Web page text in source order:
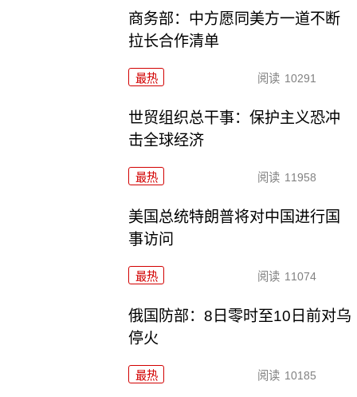
商务部：中方愿同美方一道不断
拉长合作清单
最热 阅读 10291
世贸组织总干事：保护主义恐冲
击全球经济
最热 阅读 11958
美国总统特朗普将对中国进行国
事访问
最热 阅读 11074
俄国防部：8日零时至10日前对乌
停火
最热 阅读 10185